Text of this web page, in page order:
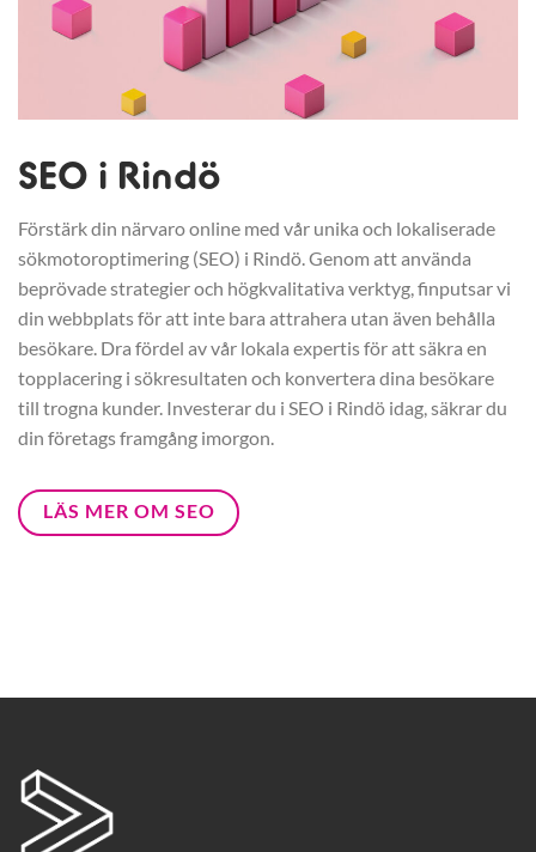
SEO i Rindö
Förstärk din närvaro online med vår unika och lokaliserade
sökmotoroptimering (SEO) i Rindö. Genom att använda
beprövade strategier och högkvalitativa verktyg, finputsar vi
din webbplats för att inte bara attrahera utan även behålla
besökare. Dra fördel av vår lokala expertis för att säkra en
topplacering i sökresultaten och konvertera dina besökare
till trogna kunder. Investerar du i SEO i Rindö idag, säkrar du
din företags framgång imorgon.
LÄS MER OM SEO